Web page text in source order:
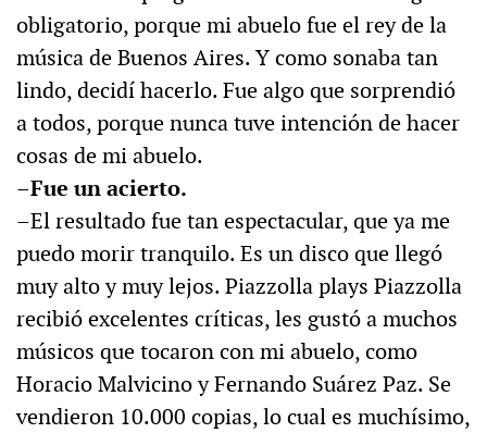
obligatorio, porque mi abuelo fue el rey de la
música de Buenos Aires. Y como sonaba tan
lindo, decidí hacerlo. Fue algo que sorprendió
a todos, porque nunca tuve intención de hacer
cosas de mi abuelo.
–Fue un acierto.
–El resultado fue tan espectacular, que ya me
puedo morir tranquilo. Es un disco que llegó
muy alto y muy lejos. Piazzolla plays Piazzolla
recibió excelentes críticas, les gustó a muchos
músicos que tocaron con mi abuelo, como
Horacio Malvicino y Fernando Suárez Paz. Se
vendieron 10.000 copias, lo cual es muchísimo,